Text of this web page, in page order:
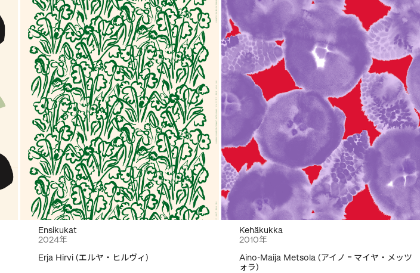
Ensikukat
2024年
Erja Hirvi (エルヤ・ヒルヴィ)
Kehäkukka
2010年
Aino-Maija Metsola (アイノ゠マイヤ・メッツ
ォラ)